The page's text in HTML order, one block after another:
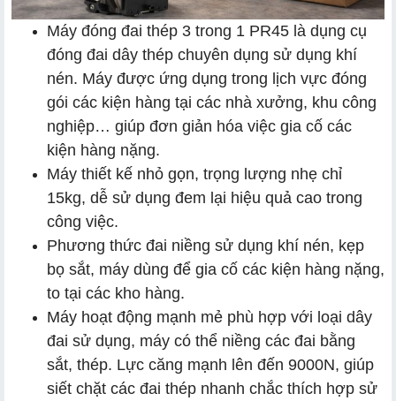
Máy đóng đai thép 3 trong 1 PR45 là dụng cụ
đóng đai dây thép chuyên dụng sử dụng khí
nén. Máy được ứng dụng trong lịch vực đóng
gói các kiện hàng tại các nhà xưởng, khu công
nghiệp… giúp đơn giản hóa việc gia cố các
kiện hàng nặng.
Máy thiết kế nhỏ gọn, trọng lượng nhẹ chỉ
15kg, dễ sử dụng đem lại hiệu quả cao trong
công việc.
Phương thức đai niềng sử dụng khí nén, kẹp
bọ sắt, máy dùng để gia cố các kiện hàng nặng,
to tại các kho hàng.
Máy hoạt động mạnh mẻ phù hợp với loại dây
đai sử dụng, máy có thể niềng các đai bằng
sắt, thép. Lực căng mạnh lên đến 9000N, giúp
siết chặt các đai thép nhanh chắc thích hợp sử